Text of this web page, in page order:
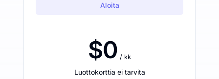
Aloita
$0 / kk
Luottokorttia ei tarvita